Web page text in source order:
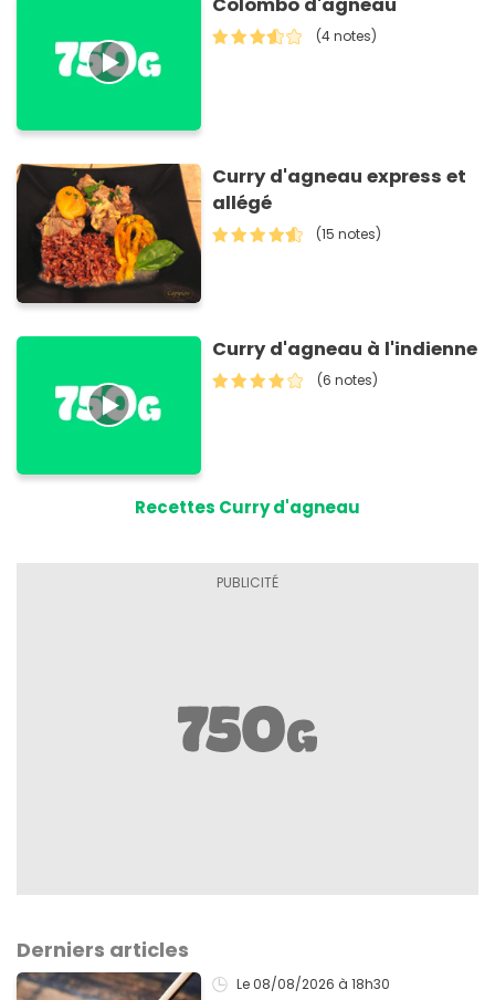
(4 notes)
Curry d'agneau express et
allégé
(15 notes)
Curry d'agneau à l'indienne
(6 notes)
Recettes Curry d'agneau
Derniers articles
Le 08/08/2026 à 18h30